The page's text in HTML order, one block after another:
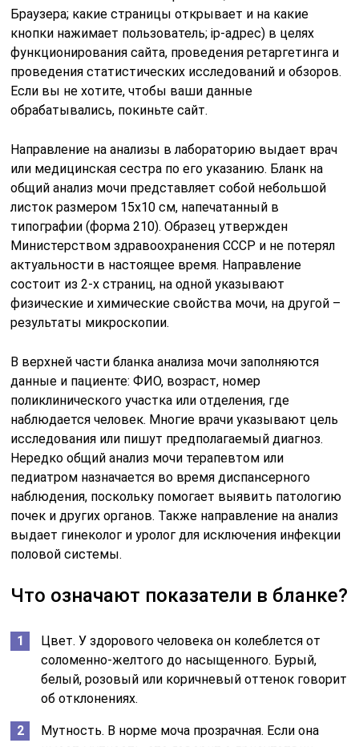
Браузера; какие страницы открывает и на какие
кнопки нажимает пользователь; ip-адрес) в целях
функционирования сайта, проведения ретаргетинга и
проведения статистических исследований и обзоров.
Если вы не хотите, чтобы ваши данные
обрабатывались, покиньте сайт.
Направление на анализы в лабораторию выдает врач
или медицинская сестра по его указанию. Бланк на
общий анализ мочи представляет собой небольшой
листок размером 15х10 см, напечатанный в
типографии (форма 210). Образец утвержден
Министерством здравоохранения СССР и не потерял
актуальности в настоящее время. Направление
состоит из 2-х страниц, на одной указывают
физические и химические свойства мочи, на другой –
результаты микроскопии.
В верхней части бланка анализа мочи заполняются
данные и пациенте: ФИО, возраст, номер
поликлинического участка или отделения, где
наблюдается человек. Многие врачи указывают цель
исследования или пишут предполагаемый диагноз.
Нередко общий анализ мочи терапевтом или
педиатром назначается во время диспансерного
наблюдения, поскольку помогает выявить патологию
почек и других органов. Также направление на анализ
выдает гинеколог и уролог для исключения инфекции
половой системы.
Что означают показатели в бланке?
Цвет. У здорового человека он колеблется от
соломенно-желтого до насыщенного. Бурый,
белый, розовый или коричневый оттенок говорит
об отклонениях.
Мутность. В норме моча прозрачная. Если она